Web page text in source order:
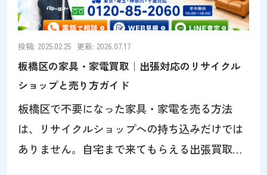
投稿: 2025.02.25 更新: 2026.07.17
板橋区の家具・家電買取｜出張対応のリサイクル
ショップと売り方ガイド
板橋区で不要になった家具・家電を売る方法
は、リサイクルショップへの持ち込みだけでは
ありません。自宅まで来てもらえる出張買取な